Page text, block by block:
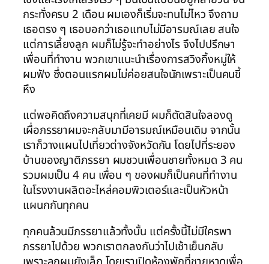
กระทั่งครบ 2 เดือน ผมเองก็เริ่มจะทนไม่ไหว จึงถาม
เธอตรง ๆ เธอบอกว่าเธอแทบไม่มีอารมณ์เลย สนใจ
แต่การเลี้ยงลูก ผมก็ไม่รู้จะทำอย่างไร จึงไปปรึกษา
เพื่อนที่ทำงาน พวกเขาแนะนำเรื่องการสวิงกิ้งหมู่ให้
ผมฟัง ซึ่งตอนแรกผมไม่ค่อยสนใจนักเพราะเป็นคนขี้
หึง
แต่พอคิดถึงความสนุกที่เคยมี ผมก็ตัดสินใจลองดู
เผื่อภรรยาผมจะกลับมามีอารมณ์เหมือนเดิม จากนั้น
เราก็วางแผนไปเที่ยวต่างจังหวัดกัน โดยไปที่ระยอง
บ้านของญาติภรรยา ผมชวนเพื่อนชายทั้งหมด 3 คน
รวมผมเป็น 4 คน เพื่อน ๆ ของผมก็เป็นคนที่ทำงาน
ในโรงงานผลิตอะไหล่คอมพิวเตอร์และเป็นหัวหน้า
แผนกกันทุกคน
ทุกคนล้วนมีภรรยาแล้วทั้งนั้น แต่ครั้งนี้ไม่มีใครพา
ภรรยาไปด้วย พวกเราตกลงกันว่าไปเช้าเย็นกลับ